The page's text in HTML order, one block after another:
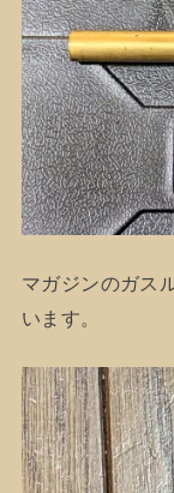
マガジンのガス
います。